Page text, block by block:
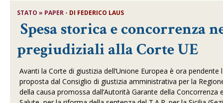
STATO » PAPER - DI FEDERICO LAUS
Spesa storica e concorrenza
pregiudiziali alla Corte UE
Avanti la Corte di giustizia dell’Unione Europea è ora
proposta dal Consiglio di giustizia amministrativa per la
della causa promossa dall’Autorità Garante della